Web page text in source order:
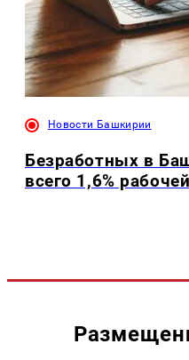
Новости Башкирии
Безработных в
всего 1,6%